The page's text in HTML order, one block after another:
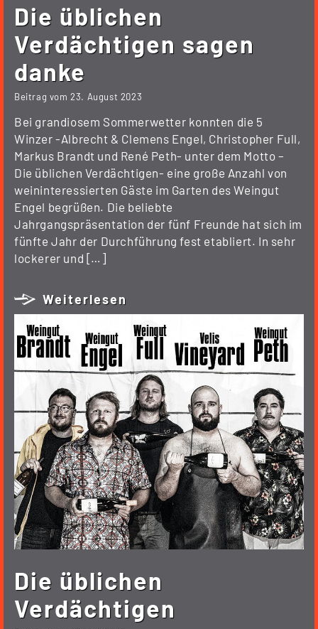
Die üblichen
Verdächtigen sagen
danke
Beitrag vom23. August 2023
Bei grandiosem Sommerwetter konnten die 5
Winzer -Albrecht & Clemens Engel, Christopher Full,
Markus Brandt und René Peth- unter dem Motto –
Die üblichen Verdächtigen- eine große Anzahl von
weininteressierten Gäste im Garten des Weingut
Engel begrüßen. Die beliebte
Jahrgangspräsentation der fünf Freunde hat sich im
fünfte Jahr der Durchführung fest etabliert. In sehr
lockerer und […]
Weiterlesen
Die üblichen
Verdächtigen